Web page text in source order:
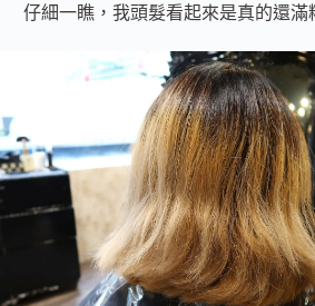
仔細一瞧，我頭髮看起來是真的還滿